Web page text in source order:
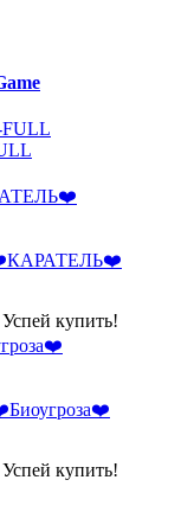
купить!
купить!